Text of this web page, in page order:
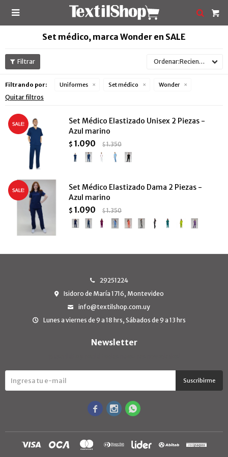

Set médico, marca Wonder en SALE
Recientes
Filtrando por: Uniformes Set médico Wonder
Quitar filtros
Set Médico Elastizado Unisex 2 Piezas -
Azul marino
$ 1.090 $1.350
Set Médico Elastizado Dama 2 Piezas -
Azul marino
$ 1.090 $1.350
29251224
Isidoro de María 1716, Montevideo
info@textilshop.com.uy
Lunes a viernes de 9 a 18 hrs, Sábados de 9 a 13 hrs
Newsletter
Suscribirme
  